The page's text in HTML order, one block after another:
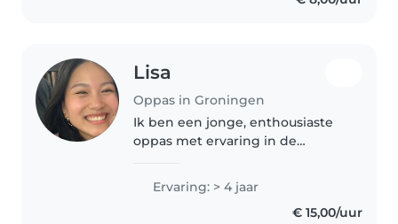
Lisa
Oppas in Groningen
Ik ben een jonge, enthousiaste
oppas met ervaring in de
gespecialiseerd in het verzorgen
van kinderen van alle leeftijden,
van baby's tot tieners. Ik ben
Ervaring: > 4 jaar
€ 15,00/uur